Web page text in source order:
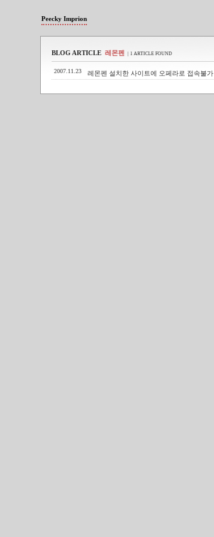
Peecky Imprion
BLOG ARTICLE 레몬펜 | 1 ARTICLE FOUND
2007.11.23 레몬펜 설치한 사이트에 오페라로 접속불가